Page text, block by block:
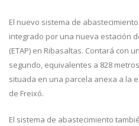
El nuevo sistema de
integrado por una nueva estación
(ETAP) en Ribasaltas. Contará con
segundo, equivalentes a 828
situada en una parcela anexa a la
de Freixó.
El sistema de abastecimiento